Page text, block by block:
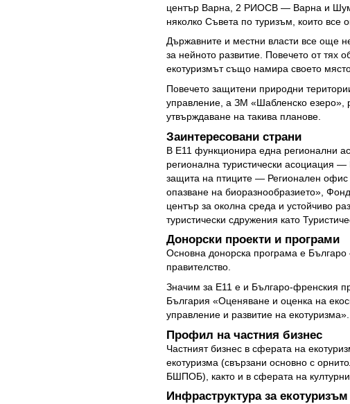
център Варна, 2 РИОСВ — Варна и
няколко Съвета по туризъм, които все
Държавните и местни власти все още
за нейното развитие. Повечето от тях
екотуризмът също намира своето
Повечето защитени природни
управление, а ЗМ «Шабленско езеро»,
утвърждаване на такива планове.
Заинтересовани страни
В Е11 функционира една регионални
регионална туристически асоциация
защита на птиците — Регионален
опазване на биоразнообразието»,
център за околна среда и устойчиво
туристически сдружения като
Донорски проекти и програми
Основна донорска програма е
правителство.
Значим за Е11 е и Българо-френския
България «Оценяване и оценка на
управление и развитие на екотуризма».
Профил на частния бизнес
Частният бизнес в сферата на
екотуризма (свързани основно с
БШПОБ), както и в сферата на
Инфраструктура за екотуризъм